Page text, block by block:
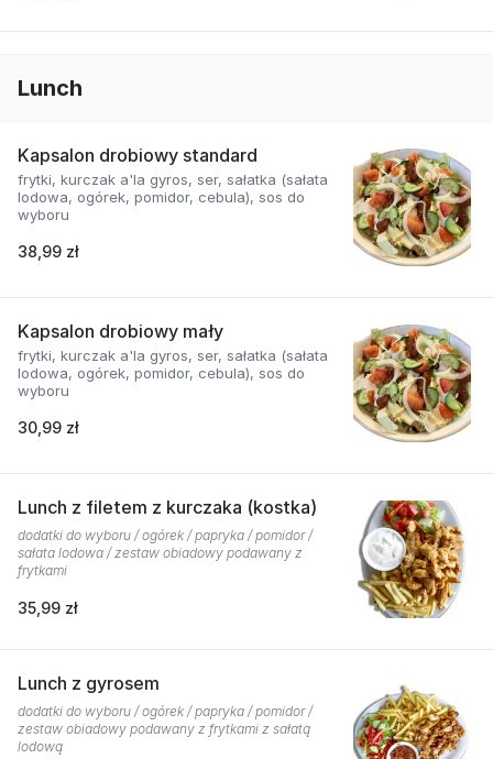
Lunch
Kapsalon drobiowy standard
frytki, kurczak a'la gyros, ser, sałatka (sałata
lodowa, ogórek, pomidor, cebula), sos do
wyboru
38,99 zł
Kapsalon drobiowy mały
frytki, kurczak a'la gyros, ser, sałatka (sałata
lodowa, ogórek, pomidor, cebula), sos do
wyboru
30,99 zł
Lunch z filetem z kurczaka (kostka)
dodatki do wyboru / ogórek / papryka / pomidor /
sałata lodowa / zestaw obiadowy podawany z
frytkami
35,99 zł
Lunch z gyrosem
dodatki do wyboru / ogórek / papryka / pomidor /
zestaw obiadowy podawany z frytkami z sałatą
lodową